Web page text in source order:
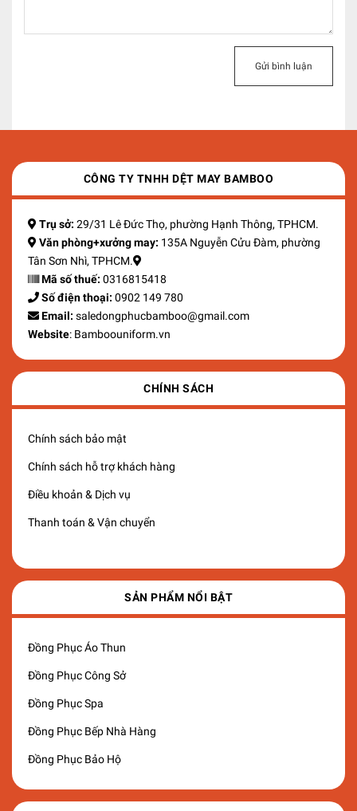
Gửi bình luận
CÔNG TY TNHH DỆT MAY BAMBOO
Trụ sở: 29/31 Lê Đức Thọ, phường Hạnh Thông, TPHCM.
Văn phòng+xưởng may: 135A Nguyễn Cửu Đàm, phường
Tân Sơn Nhì, TPHCM.
Mã số thuế: 0316815418
Số điện thoại: 0902 149 780
Email: saledongphucbamboo@gmail.com
Website: Bamboouniform.vn
CHÍNH SÁCH
Chính sách bảo mật
Chính sách hỗ trợ khách hàng
Điều khoản & Dịch vụ
Thanh toán & Vận chuyển
SẢN PHẨM NỔI BẬT
Đồng Phục Áo Thun
Đồng Phục Công Sở
Đồng Phục Spa
Đồng Phục Bếp Nhà Hàng
Đồng Phục Bảo Hộ